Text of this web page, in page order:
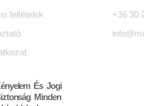
feltételek
És Jogi
Minden
+36 30